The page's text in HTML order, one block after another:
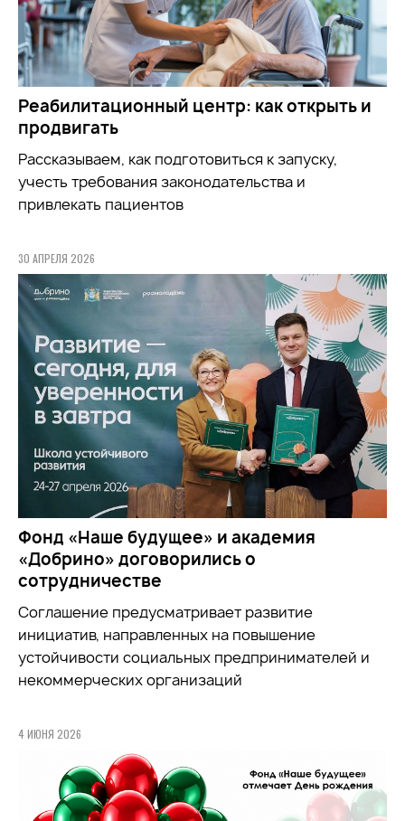
Реабилитационный центр: как открыть и
продвигать
Рассказываем, как подготовиться к запуску,
учесть требования законодательства и
привлекать пациентов
30 АПРЕЛЯ 2026
Фонд «Наше будущее» и академия
«Добрино» договорились о
сотрудничестве
Соглашение предусматривает развитие
инициатив, направленных на повышение
устойчивости социальных предпринимателей и
некоммерческих организаций
4 ИЮНЯ 2026